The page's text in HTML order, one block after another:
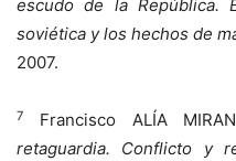
escudo de la República.
soviética y los hechos de
2007.
7 Francisco ALÍA
retaguardia. Conflicto y